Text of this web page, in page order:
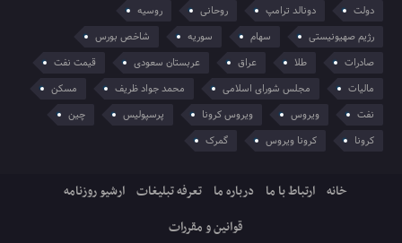
دولت
دونالد ترامپ روحانی
روسیه
رژیم صهیونیستی
سهام سوریه
شاخص بورس
صادرات
طلا عراق عربستان سعودی
قیمت نفت
مالیات
مجلس شورای اسلامی محمد جواد ظریف
مسکن
نفت
ویروس ویروس کرونا پرسپولیس
چین
کرونا
کرونا ویروس گمرک
خانه ارتباط با ما درباره ما تعرفه تبلیغات ارشیو روزنامه
قوانین و مقررات